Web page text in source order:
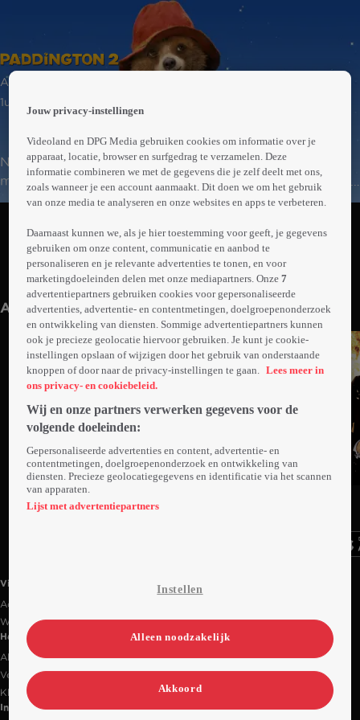
Animatie | Avontuur | Familie
1uur39min
NEDERLANDS ONDERTITELD. Paddington is gelukkig
met zijn leven bij de familie Brown in Windsor Gardens.
Hij is een populair lid van de gemeenschap geworden en
perfecte geschenk voor zijn geliefde tante Lucy zoekt,
ziet Paddington een uniek boek in de antiekshop van
Mijnheer Gruber. Als het boek gestolen wordt, is het aan
Paddington en de familie Brown om de dief te
ontmaskeren.
Abonneren op Videoland
Meer
info
Anderen kijken ook
Ga
naar
Videoland
Actiecode
Werken bij RTL
Handige links
Alle films & series
Veelgestelde vragen
Klantenservice
Informatie
Jouw privacy-instellingen
Videoland en DPG Media gebruiken cookies om informatie over je
apparaat, locatie, browser en surfgedrag te verzamelen. Deze
informatie combineren we met de gegevens die je zelf deelt met ons,
zoals wanneer je een account aanmaakt. Dit doen we om het gebruik
van onze media te analyseren en onze websites en apps te verbeteren.
Daarnaast kunnen we, als je hier toestemming voor geeft, je gegevens
gebruiken om onze content, communicatie en aanbod te
personaliseren en je relevante advertenties te tonen, en voor
marketingdoeleinden delen met onze mediapartners. Onze7
advertentiepartners gebruiken cookies voor gepersonaliseerde
advertenties, advertentie- en contentmetingen, doelgroepenonderzoek
en ontwikkeling van diensten. Sommige advertentiepartners kunnen
ook je precieze geolocatie hiervoor gebruiken. Je kunt je cookie-
instellingen opslaan of wijzigen door het gebruik van onderstaande
knoppen of door naar de privacy-instellingen te gaan.
Lees meer in
ons privacy- en cookiebeleid.
Wij en onze partners verwerken gegevens voor de
volgende doeleinden:
Gepersonaliseerde advertenties en content, advertentie- en
contentmetingen, doelgroepenonderzoek en ontwikkeling van
diensten. Precieze geolocatiegegevens en identificatie via het scannen
van apparaten.
Lijst met advertentiepartners
Instellen
Alleen noodzakelijk
Akkoord